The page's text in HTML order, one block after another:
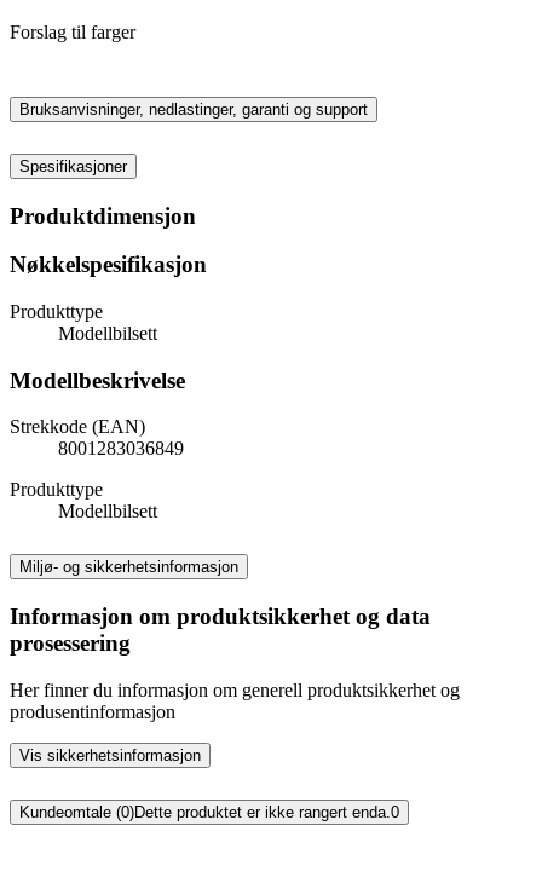
Forslag til farger
Bruksanvisninger, nedlastinger, garanti og support
Spesifikasjoner
Produktdimensjon
Nøkkelspesifikasjon
Produkttype
Modellbilsett
Modellbeskrivelse
Strekkode (EAN)
8001283036849
Produkttype
Modellbilsett
Miljø- og sikkerhetsinformasjon
Informasjon om produktsikkerhet og data
prosessering
Her finner du informasjon om generell produktsikkerhet og
produsentinformasjon
Vis sikkerhetsinformasjon
Kundeomtale (0)Dette produktet er ikke rangert enda. 0